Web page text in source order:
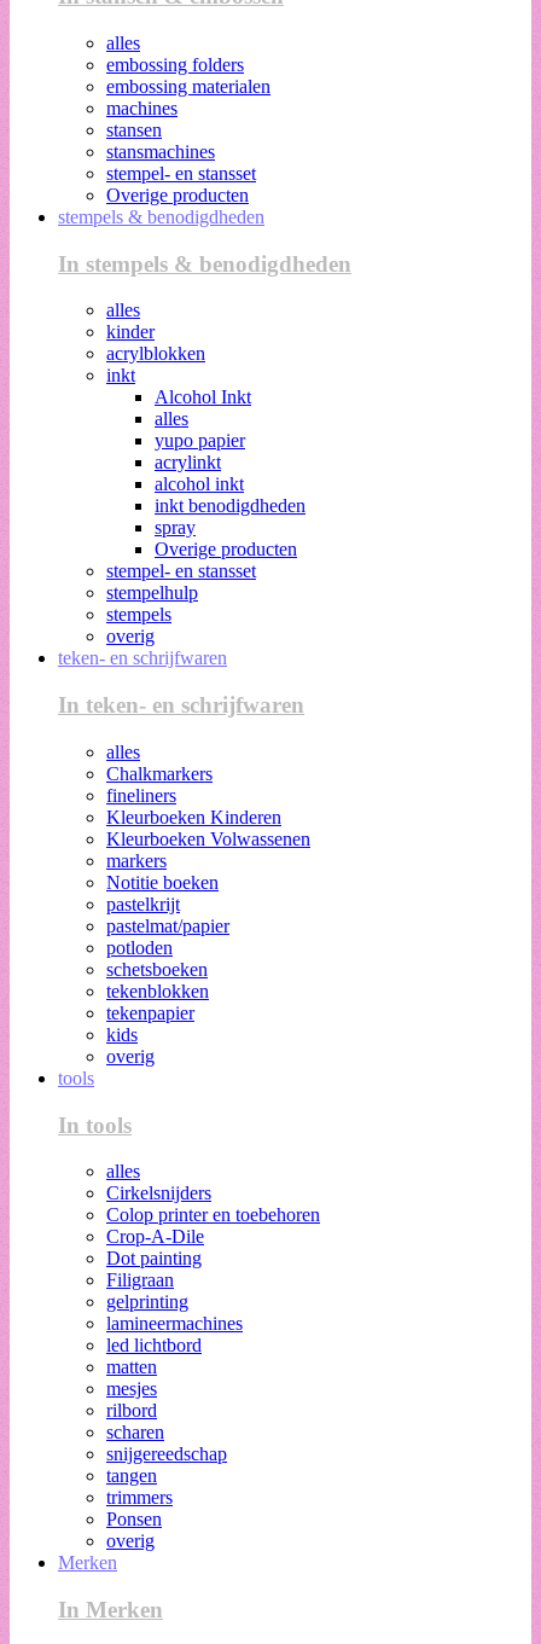
alles
embossing folders
embossing materialen
machines
stansen
stansmachines
stempel- en stansset
Overige producten
stempels & benodigdheden
In stempels & benodigdheden
alles
kinder
acrylblokken
inkt
Alcohol Inkt
alles
yupo papier
acrylinkt
alcohol inkt
inkt benodigdheden
spray
Overige producten
stempel- en stansset
stempelhulp
stempels
overig
teken- en schrijfwaren
In teken- en schrijfwaren
alles
Chalkmarkers
fineliners
Kleurboeken Kinderen
Kleurboeken Volwassenen
markers
Notitie boeken
pastelkrijt
pastelmat/papier
potloden
schetsboeken
tekenblokken
tekenpapier
kids
overig
tools
In tools
alles
Cirkelsnijders
Colop printer en toebehoren
Crop-A-Dile
Dot painting
Filigraan
gelprinting
lamineermachines
led lichtbord
matten
mesjes
rilbord
scharen
snijgereedschap
tangen
trimmers
Ponsen
overig
Merken
In Merken